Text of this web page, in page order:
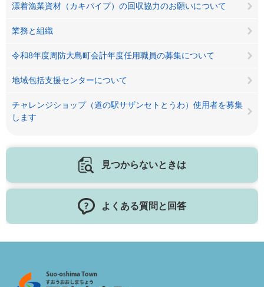
漂着漁業資材（カキパイプ）の回収協力のお願いについて
業務と組織
令和8年度周防大島町会計年度任用職員の募集について
地域包括支援センターについて
チャレンジショップ（道の駅サザンセトとうわ）使用者を募集
します
見つからないときは
よくある質問と回答